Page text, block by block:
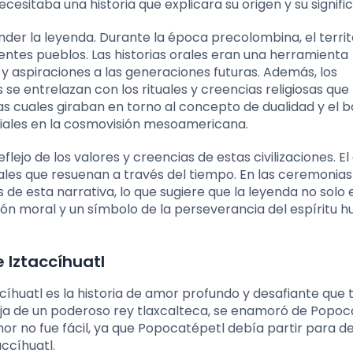
una historia que explicara su origen y su
la leyenda. Durante la época precolombina, el
pueblos. Las historias orales eran una herramienta
a las generaciones futuras. Además, los
entrelazan con los rituales y creencias religiosas que
cuales giraban en torno al concepto de dualidad y el
en la cosmovisión mesoamericana.
de los valores y creencias de estas civilizaciones.
que resuenan a través del tiempo. En las
esta narrativa, lo que sugiere que la leyenda no solo
moral y un símbolo de la perseverancia del espíritu
Iztaccíhuatl
es la historia de amor profundo y desafiante que
de un poderoso rey tlaxcalteca, se enamoró de
no fue fácil, ya que Popocatépetl debía partir para